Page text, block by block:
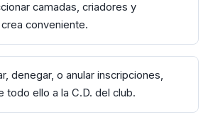
camadas, criadores y
conveniente.
denegar, o anular inscripciones,
todo ello a la C.D. del club.